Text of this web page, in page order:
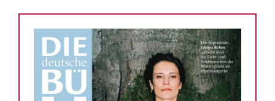
Podcast
Service
Shop / Abo
Newsletter
Redaktion